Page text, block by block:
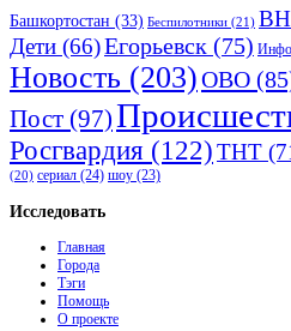
Башкортостан (33) Беспилотники (21)
Дети (66)Егорьевск (75)
Новость (203)ОВО
Пост (97)
Росгвардия (122)ТНТ
(20) сериал (24) шоу (23)
Исследовать
Главная
Города
Тэги
Помощь
О проекте